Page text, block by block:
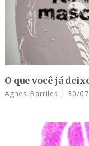
O que você já
Agnes Barriles 30/